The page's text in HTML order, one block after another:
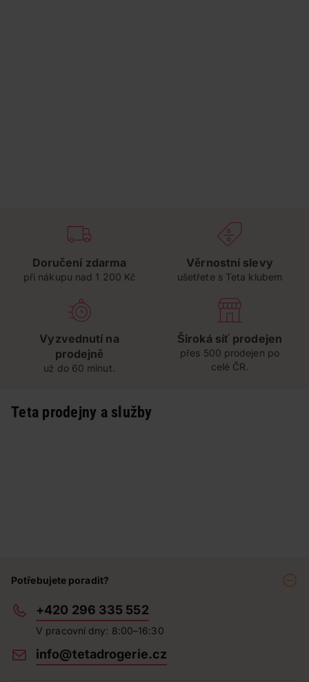
Doručení zdarma
při nákupu nad 1 200 Kč
Věrnostní slevy
ušetřete s Teta klubem
Vyzvednutí na
prodejně
už do 60 minut.
Široká síť prodejen
přes 500 prodejen po
celé ČR.
Teta prodejny a služby
Potřebujete poradit?
+420 296 335 552
V pracovní dny: 8:00–16:30
info@tetadrogerie.cz